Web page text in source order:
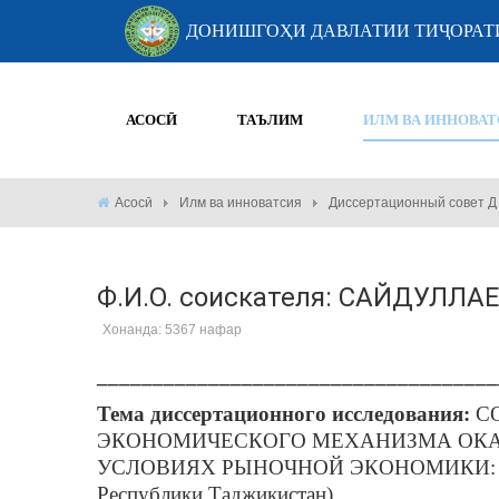
ДОНИШГОҲИ ДАВЛАТИИ
АСОСӢ ТАЪЛИМ ИЛМ ВА
Асосӣ Илм ва инноватсия Диссертационный совет
Ф.И.О. соискателя:
Хонанда: 5367 нафар
Тема диссертационного исследования:
ЭКОНОМИЧЕСКОГО МЕХАНИЗМА
УСЛОВИЯХ РЫНОЧНОЙ ЭКОНОМИКИ:
Республики Таджикистан)